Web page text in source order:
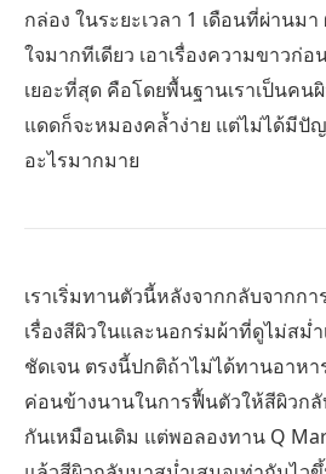
กล่อง ในระยะเวลา 1 เดือนที่ผ่านม
ใจมากทีเดียว เอาเรื่องความขาวก่
เยอะที่สุด คือโดยพื้นฐานเราเป็นคน
แดดก็จะหมองคล้ำง่าย แต่ไม่ได้มีปั
อะไรมากมาย
เราเริ่มทานตัวนี้หลังจากกลับจากก
เรื่องสีผิวในและนอกร่มผ้าที่ดูไม่สม่
ชัดเจน ตรงนี้ปกติถ้าไม่ได้ทานอาหา
ค่อนข้างนานในการฟื้นตัวให้สีผิวกลั
กันเหมือนเดิม แต่พอลองทาน Q